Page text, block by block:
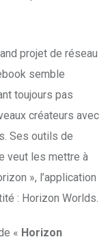
projet de réseau
semble
toujours pas
créateurs avec
Ses outils de
veut les mettre à
», l’application
: Horizon Worlds.
« Horizon